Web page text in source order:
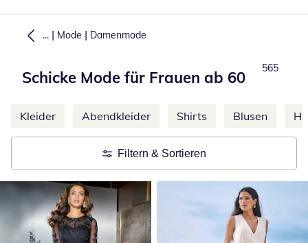
... | Mode | Damenmode
Schicke Mode für Frauen ab 60
Total
565
Weitere Kategorien überspringen
Kleider Abendkleider Shirts Blusen
Filtern & Sortieren